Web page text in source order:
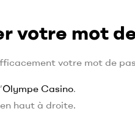
votre mot
votre mot de
Olympe Casino.
haut à droite.